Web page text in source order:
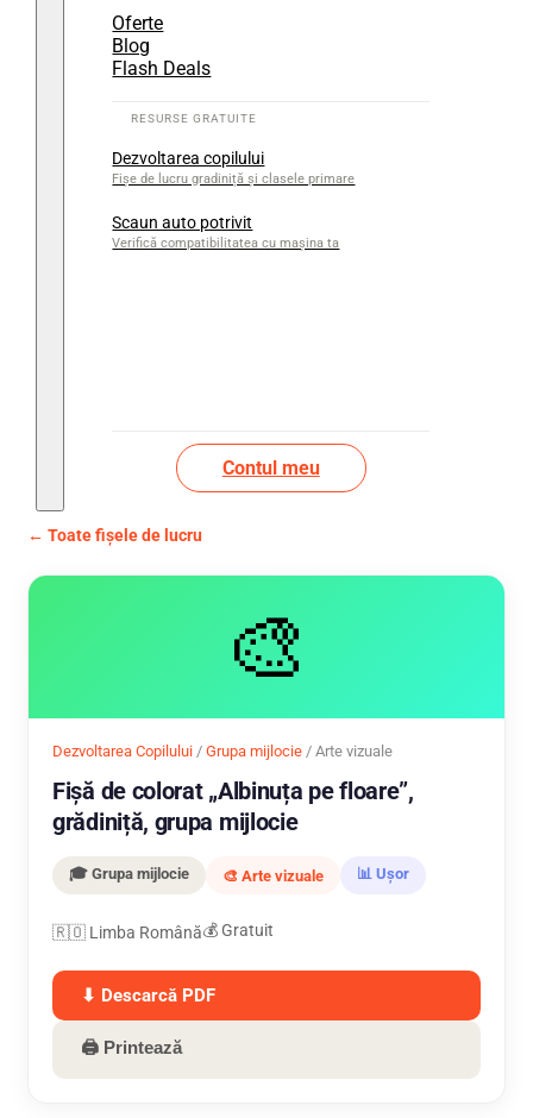
Oferte
Blog
Flash Deals
Dezvoltarea copilului
Fișe de lucru gradiniță și clasele primare
Scaun auto potrivit
Verifică compatibilitatea cu mașina ta
Contul meu
← Toate fișele de lucru
🎨
Dezvoltarea Copilului / Grupa mijlocie / Arte vizuale
Fișă de colorat „Albinuța pe floare”,
grădiniță, grupa mijlocie
🎓 Grupa mijlocie 🎨 Arte vizuale 📊 Ușor
🇷🇴 Limba Română💰 Gratuit
⬇ Descarcă PDF
🖨 Printează